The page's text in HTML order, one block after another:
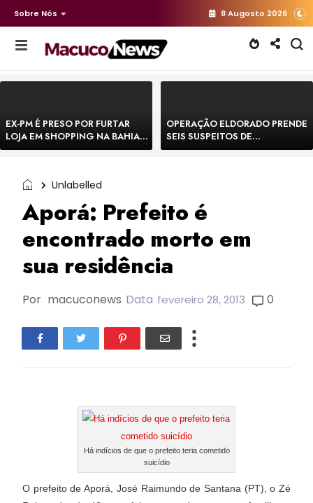
Sobre Nós 8 Augosto 2026
EX-PM É PRESO POR FURTAR
LOJA EM SHOPPING NA BAHIA E
ESCAPA CORRENDO DE
OPERAÇÃO ELDORADO PRENDE
SEIS SUSPEITOS DE
MOVIMENTAR R$ 25 MILHÕES
Unlabelled
Aporá: Prefeito é
encontrado morto em
sua residência
Por macuconews Data fevereiro 28, 2013 0
Há indícios de que o prefeito teria cometido
suicídio
O prefeito de Aporá, José Raimundo de Santana (PT), o Zé